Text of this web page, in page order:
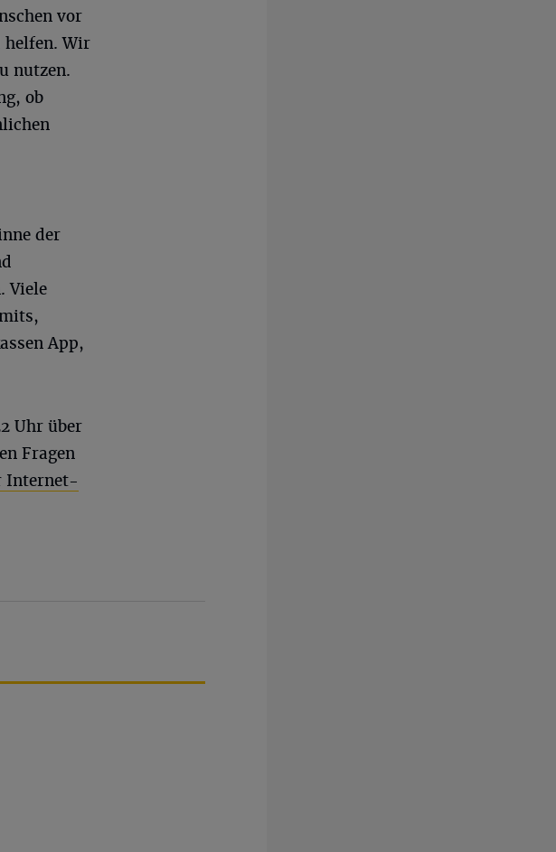
vor
Wir
nutzen.
ob
der
Viele
App,
Uhr über
Fragen
Internet-